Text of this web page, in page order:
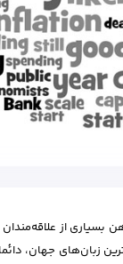
از
زبان‌های جهان،